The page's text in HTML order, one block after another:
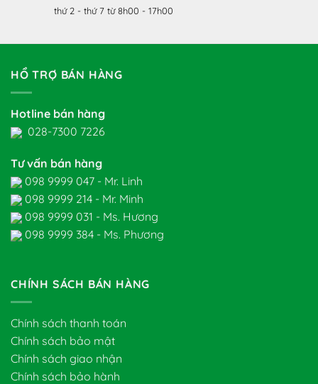
thứ 2 - thứ 7 từ 8h00 - 17h00
HỔ TRỢ BÁN HÀNG
Hotline bán hàng
028-7300 7226
Tư vấn bán hàng
098 9999 047 - Mr. Linh
098 9999 214 - Mr. Minh
098 9999 031 - Ms. Hương
098 9999 384 - Ms. Phương
CHÍNH SÁCH BÁN HÀNG
Chính sách thanh toán
Chính sách bảo mật
Chính sách giao nhận
Chính sách bảo hành